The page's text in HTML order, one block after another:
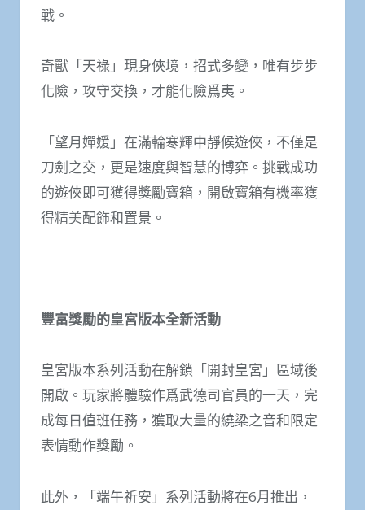
戰。
奇獸「天祿」現身俠境，招式多變，唯有步步
化險，攻守交換，才能化險爲夷。
「望月嬋媛」在滿輪寒輝中靜候遊俠，不僅是
刀劍之交，更是速度與智慧的博弈。挑戰成功
的遊俠即可獲得獎勵寶箱，開啟寶箱有機率獲
得精美配飾和置景。
豐富獎勵的皇宮版本全新活動
皇宮版本系列活動在解鎖「開封皇宮」區域後
開啟。玩家將體驗作爲武德司官員的一天，完
成每日值班任務，獲取大量的繞梁之音和限定
表情動作獎勵。
此外，「端午祈安」系列活動將在6月推出，